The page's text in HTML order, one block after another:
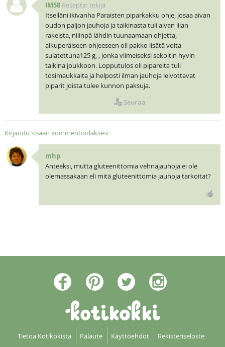
IM58 Reseptin tekijä
Itselläni ikivanha Paraisten piparkakku ohje, josaa aivan
oudon paljon jauhoja ja taikinasta tuli aivan liian
rakeista, niiinpä lähdin tuunaamaan ohjetta,
alkuperäiseen ohjeeseen oli pakko lisätä voita
sulatettuna125 g, , jonka viimeiseksi sekoitin hyvin
taikina joukkoon. Lopputulos oli pipareita tuli
tosimaukkaita ja helposti ilman jauhoja leivottavat
piparit joista tulee kunnon paksuja.
Seuraa
Kirjaudu sisään kommentoidaksesi
mhp
Anteeksi, mutta gluteenittomia vehnäjauhoja ei ole
olemassakaan eli mitä gluteenittomia jauhoja tarkoitat?
Tietoa Kotikokista Palaute Käyttöehdot Rekisteriseloste